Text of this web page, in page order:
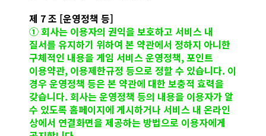
제 7 조 [운영정책 등]
① 회사는 이용자의 권익을 보호하고 서비스 내
질서를 유지하기 위하여 본 약관에서 정하지 아니한
구체적인 내용을 게임 서비스 운영정책, 포인트
이용약관, 이용제한규정 등으로 정할 수 있습니다. 이
경우 운영정책 등은 본 약관에 대한 보충적 효력을
갖습니다. 회사는 운영정책 등의 내용을 이용자가 알
수 있도록 홈페이지에 게시하거나 서비스 내 온라인
상에서 연결화면을 제공하는 방법으로 이용자에게